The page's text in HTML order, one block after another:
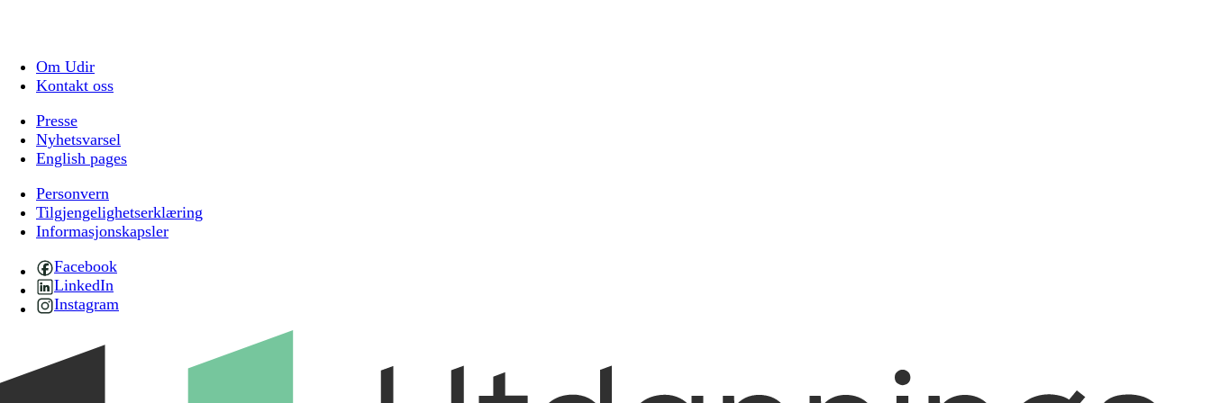
Om Udir
Kontakt oss
Presse
Nyhetsvarsel
English pages
Personvern
Tilgjengelighetserklæring
Informasjonskapsler
Facebook
LinkedIn
Instagram